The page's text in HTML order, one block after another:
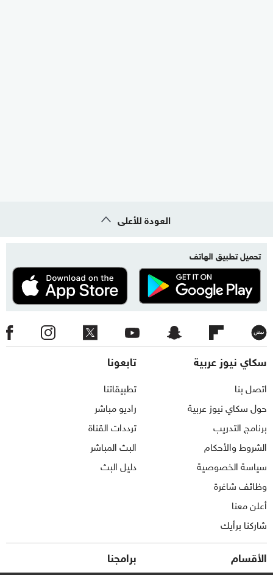
العودة للأعلى
تحميل تطبيق الهاتف
سكاي نيوز عربية
اتصل بنا
حول سكاي نيوز عربية
برنامج التدريب
الشروط والأحكام
سياسة الخصوصية
وظائف شاغرة
أعلن معنا
شاركنا برأيك
تابعونا
تطبيقاتنا
راديو مباشر
ترددات القناة
البث المباشر
دليل البث
الأقسام برامجنا